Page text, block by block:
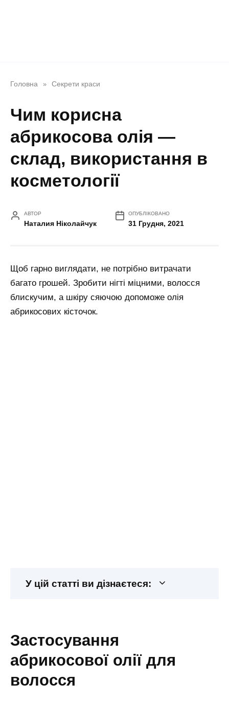
Головна » Секрети краси
Чим корисна
абрикосова олія —
склад, використання в
косметології
АВТОР
Наталия Ніколайчук
ОПУБЛІКОВАНО
31 Грудня, 2021
Щоб гарно виглядати, не потрібно витрачати
багато грошей. Зробити нігті міцними, волосся
блискучим, а шкіру сяючою допоможе олія
абрикосових кісточок.
У цій статті ви дізнаєтеся:
застосування
абрикосової олії для
волосся